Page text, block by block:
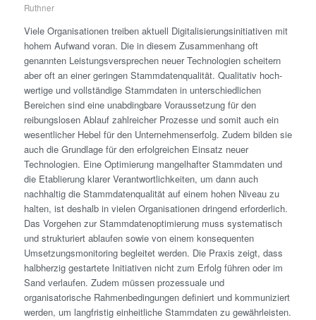
Ruthner
Viele Organisationen treiben aktuell Digitalisierungsinitiativen mit
hohem Aufwand voran. Die in diesem Zusammenhang oft
genannten Leistungsversprechen neuer Technologien scheitern
aber oft an einer geringen Stammdatenqualität. Qualitativ hoch­
wertige und vollständige Stammdaten in unterschiedlichen
Bereichen sind eine unabdingbare Voraussetzung für den
reibungslosen Ablauf zahlreicher Prozesse und somit auch ein
wesentlicher Hebel für den Unternehmenserfolg. Zudem bilden sie
auch die Grundlage für den erfolgreichen Einsatz neuer
Technologien. Eine Optimierung mangelhafter Stammdaten und
die Etablierung klarer Verantwortlichkeiten, um dann auch
nachhaltig die Stammdatenqualität auf einem hohen Niveau zu
halten, ist deshalb in vielen Organisationen dringend erforderlich.
Das Vorgehen zur Stammdatenoptimierung muss systematisch
und strukturiert ablaufen sowie von einem konsequenten
Umsetzungsmonitoring begleitet werden. Die Praxis zeigt, dass
halbherzig gest­artete Initiativen nicht zum Erfolg führen oder im
Sand verlaufen. Zudem müssen prozessuale und
organisatorische Rahmenbedingungen definiert und kommuniziert
werden, um lang­fristig einheitliche Stammdaten zu gewährleisten.